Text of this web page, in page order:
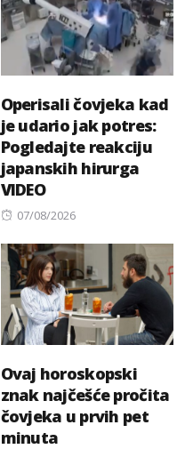
Operisali čovjeka kad
je udario jak potres:
Pogledajte reakciju
japanskih hirurga
VIDEO
Posted
07/08/2026
Ovaj horoskopski
znak najčešće pročita
čovjeka u prvih pet
minuta